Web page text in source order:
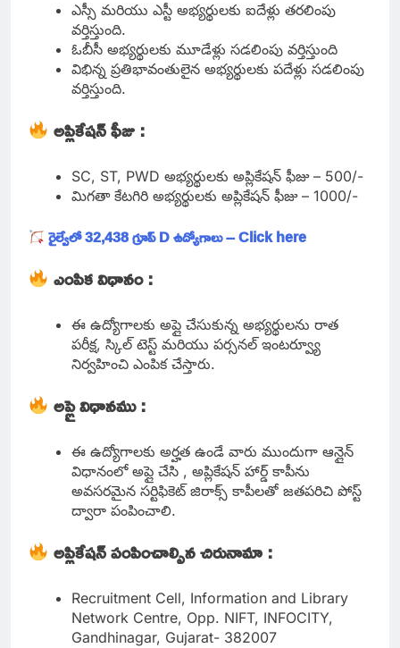
ఎస్సీ మరియు ఎస్టీ అభ్యర్థులకు ఐదేళ్లు తరలింపు
వర్తిస్తుంది.
ఓబీసీ అభ్యర్థులకు మూడేళ్లు సడలింపు వర్తిస్తుంది
విభిన్న ప్రతిభావంతులైన అభ్యర్థులకు పదేళ్లు సడలింపు
వర్తిస్తుంది.
అప్లికేషన్ ఫీజు :
SC, ST, PWD అభ్యర్థులకు అప్లికేషన్ ఫీజు – 500/-
మిగతా కేటగిరి అభ్యర్థులకు అప్లికేషన్ ఫీజు – 1000/-
రైల్వేలో 32,438 గ్రూప్ D ఉద్యోగాలు – Click here
ఎంపిక విధానం :
ఈ ఉద్యోగాలకు అప్లై చేసుకున్న అభ్యర్థులను రాత
పరీక్ష, స్కిల్ టెస్ట్ మరియు పర్సనల్ ఇంటర్వ్యూ
నిర్వహించి ఎంపిక చేస్తారు.
అప్లై విధానము :
ఈ ఉద్యోగాలకు అర్హత ఉండే వారు ముందుగా ఆన్లైన్
విధానంలో అప్లై చేసి , అప్లికేషన్ హార్డ్ కాపీను
అవసరమైన సర్టిఫికెట్ జిరాక్స్ కాపీలతో జతపరిచి పోస్ట్
ద్వారా పంపించాలి.
అప్లికేషన్ పంపించాల్సిన చిరునామా :
Recruitment Cell, Information and Library
Network Centre, Opp. NIFT, INFOCITY,
Gandhinagar, Gujarat- 382007